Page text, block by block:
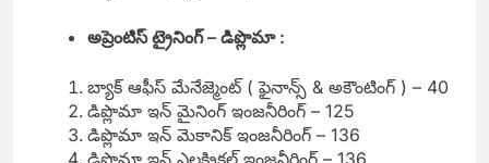
అప్రెంటిస్ ట్రైనింగ్ – డిప్లొమా :
బ్యాక్ ఆఫీస్ మేనేజ్మెంట్ ( ఫైనాన్స్ & అకౌంటింగ్ ) – 40
డిప్లొమా ఇన్ మైనింగ్ ఇంజనీరింగ్ – 125
డిప్లొమా ఇన్ మెకానిక్ ఇంజనీరింగ్ – 136